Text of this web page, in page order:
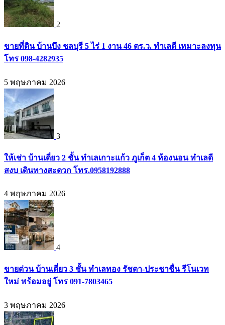
2
ขายที่ดิน บ้านบึง ชลบุรี 5 ไร่ 1 งาน 46 ตร.ว. ทำเลดี เหมาะลงทุน
โทร 098-4282935
5 พฤษภาคม 2026
3
ให้เช่า บ้านเดี่ยว 2 ชั้น ทำเลเกาะแก้ว ภูเก็ต 4 ห้องนอน ทำเลดี
สงบ เดินทางสะดวก โทร.0958192888
4 พฤษภาคม 2026
4
ขายด่วน บ้านเดี่ยว 3 ชั้น ทำเลทอง รัชดา-ประชาชื่น รีโนเวท
ใหม่ พร้อมอยู่ โทร 091-7803465
3 พฤษภาคม 2026